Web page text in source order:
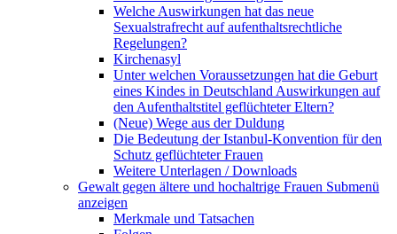
Welche Auswirkungen hat das neue
Sexualstrafrecht auf aufenthaltsrechtliche
Regelungen?
Kirchenasyl
Unter welchen Voraussetzungen hat die Geburt
eines Kindes in Deutschland Auswirkungen auf
den Aufenthaltstitel geflüchteter Eltern?
(Neue) Wege aus der Duldung
Die Bedeutung der Istanbul-Konvention für den
Schutz geflüchteter Frauen
Weitere Unterlagen / Downloads
Gewalt gegen ältere und hochaltrige Frauen Submenü
anzeigen
Merkmale und Tatsachen